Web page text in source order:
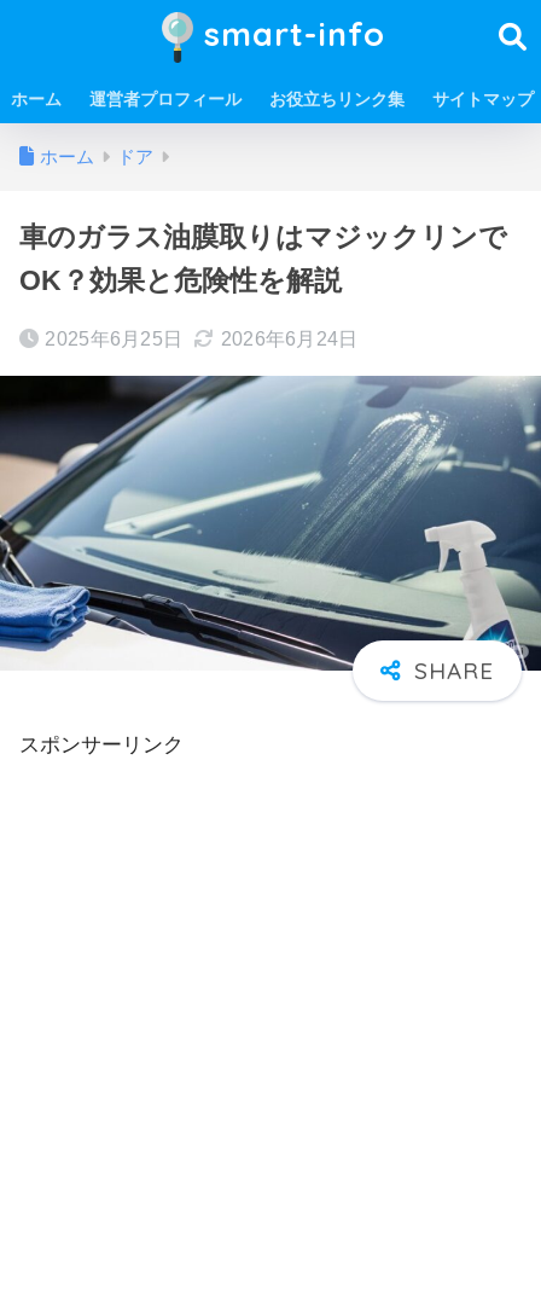
smart-info
ホーム 運営者プロフィール お役立ちリンク集 サイトマップ
ホーム ドア
車のガラス油膜取りはマジックリンで
OK？効果と危険性を解説
2025年6月25日 2026年6月24日
スポンサーリンク